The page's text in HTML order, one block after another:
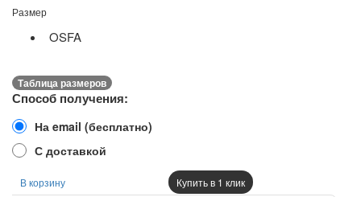
Размер
OSFA
Таблица размеров
Способ получения:
На email (бесплатно)
С доставкой
В корзину Купить в 1 клик